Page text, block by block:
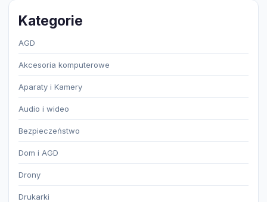
Kategorie
AGD
Akcesoria komputerowe
Aparaty i Kamery
Audio i wideo
Bezpieczeństwo
Dom i AGD
Drony
Drukarki